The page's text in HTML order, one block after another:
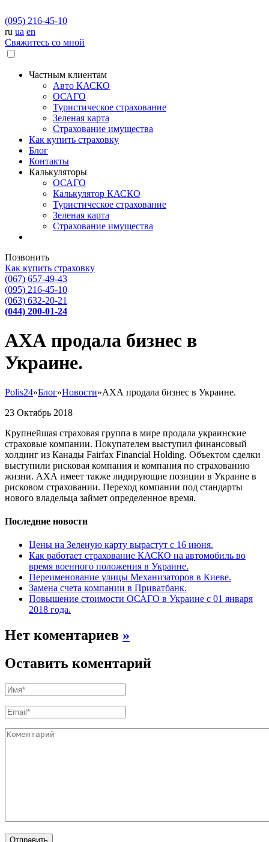
(095) 216-45-10
ru ua en
Свяжитесь со мной
Частным клиентам
Авто КАСКО
OСАГО
Туристическое страхование
Зеленая карта
Страхование имущества
Как купить страховку
Блог
Контакты
Калькуляторы
OСАГО
Калькулятор КАСКО
Туристическое страхование
Зеленая карта
Страхование имущества
Позвонить
Как купить страховку
(067) 657-49-43
(095) 216-45-10
(063) 632-20-21
(044) 200-01-24
АХА продала бизнес в
Украине.
Polis24»Блог»Новости»АХА продала бизнес в Украине.
23 Октябрь 2018
Крупнейшая страховая группа в мире продала украинские
страховые компании. Покупателем выступил финансовый
холдинг из Канады Fairfax Financial Holding. Объектом сделки
выступили рисковая компания и компания по страхованию
жизни. АХА имеет также лидирующие позиции в Украине в
рисковом страховании. Переход компании под стандарты
нового владельца займет определенное время.
Последние новости
Цены на Зеленую карту вырастут с 16 июня.
Как работает страхование КАСКО на автомобиль во
время военного положения в Украине.
Переименование улицы Механизаторов в Киеве.
Замена счета компании в Приватбанк.
Повышение стоимости ОСАГО в Украине с 01 января
2018 года.
Нет коментариев »
Оставить коментарий